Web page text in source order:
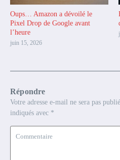
Oups… Amazon a dévoilé le
Pixel Drop de Google avant
l’heure
juin 15, 2026
Répondre
Votre adresse e-mail ne sera pas
indiqués avec *